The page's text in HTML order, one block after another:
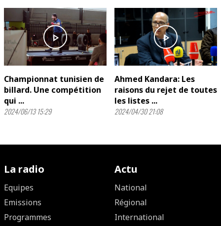
play_arrow
Championnat tunisien de
billard. Une compétition
qui ...
2024/06/13 15:29
play_arrow
Ahmed Kandara: Les
raisons du rejet de toutes
les listes ...
2024/04/30 21:08
La radio
Equipes
Emissions
Programmes
Actu
National
Régional
International